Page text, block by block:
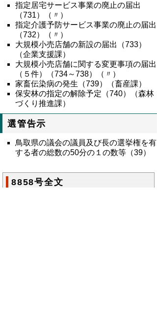
指定居宅サービス事業の廃止の届出
（731）（〃）
指定介護予防サービス事業の廃止の届出
（732）（〃）
大規模小売店舗の新設の届出（733）
（企業支援課）
大規模小売店舗に関する変更事項の届出
（５件）（734～738）（〃）
家畜伝染病の発生（739）（畜産課）
保安林の指定の解除予定（740）（森林
づくり推進課）
選管告示
鳥取県の議会の議員及び長の選挙権を有
する者の総数の50分の１の数等（39）
8858号全文